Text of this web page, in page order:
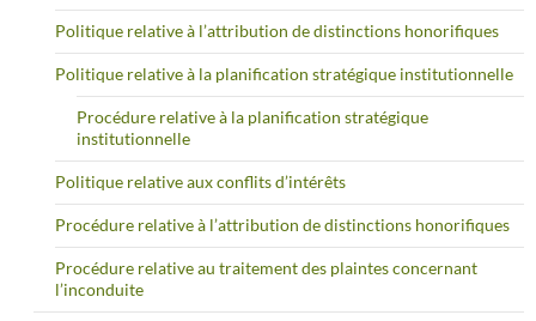
Politique relative à l’attribution de distinctions honorifiques
Politique relative à la planification stratégique institutionnelle
Procédure relative à la planification stratégique
institutionnelle
Politique relative aux conflits d’intérêts
Procédure relative à l’attribution de distinctions honorifiques
Procédure relative au traitement des plaintes concernant
l’inconduite